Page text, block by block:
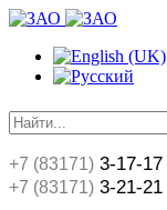
+7 (83171) 3-17-17
+7 (83171) 3-21-21